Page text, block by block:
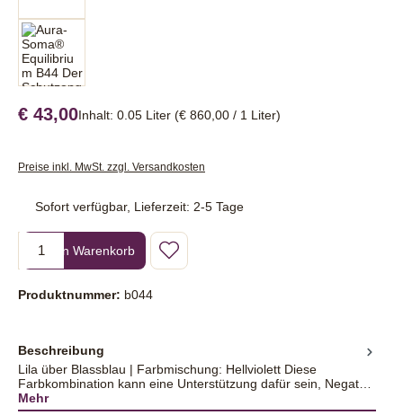
€ 43,00Inhalt: 0.05 Liter (€ 860,00 / 1 Liter)
Preise inkl. MwSt. zzgl. Versandkosten
Sofort verfügbar, Lieferzeit: 2-5 Tage
Produkt Anzahl: Gib den gewünschten Wert ein oder benutze die
In den Warenkorb
Produktnummer: b044
Beschreibung
Lila über Blassblau | Farbmischung: Hellviolett Diese
Farbkombination kann eine Unterstützung dafür sein, Negat…
Mehr